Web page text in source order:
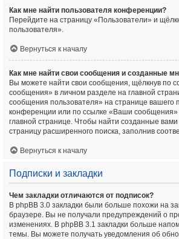
Как мне найти пользователя конференции?
Перейдите на страницу «Пользователи» и
пользователя».
Вернуться к началу
Как мне найти свои сообщения и созданные
Вы можете найти свои сообщения, щёлкнув по
сообщения» в личном разделе на главной
сообщения пользователя» на странице вашего
конференции или по ссылке «Ваши
главной странице. Чтобы найти созданные
страницу расширенного поиска, заполнив
Вернуться к началу
Подписки и закладки
Чем закладки отличаются от подписок?
В phpBB 3.0 закладки были больше похожи на
браузере. Вы не получали предупреждений о
изменениях. В phpBB 3.1 закладки больше
темы. Вы можете получать уведомления об